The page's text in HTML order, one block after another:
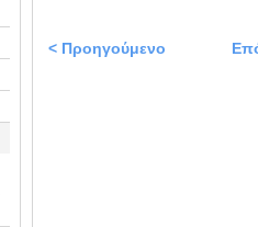
< Προηγούμενο